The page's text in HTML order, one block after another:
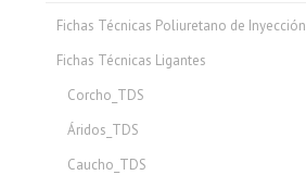
Fichas Técnicas Poliuretano de Inyección
Fichas Técnicas Ligantes
Corcho_TDS
Áridos_TDS
Caucho_TDS